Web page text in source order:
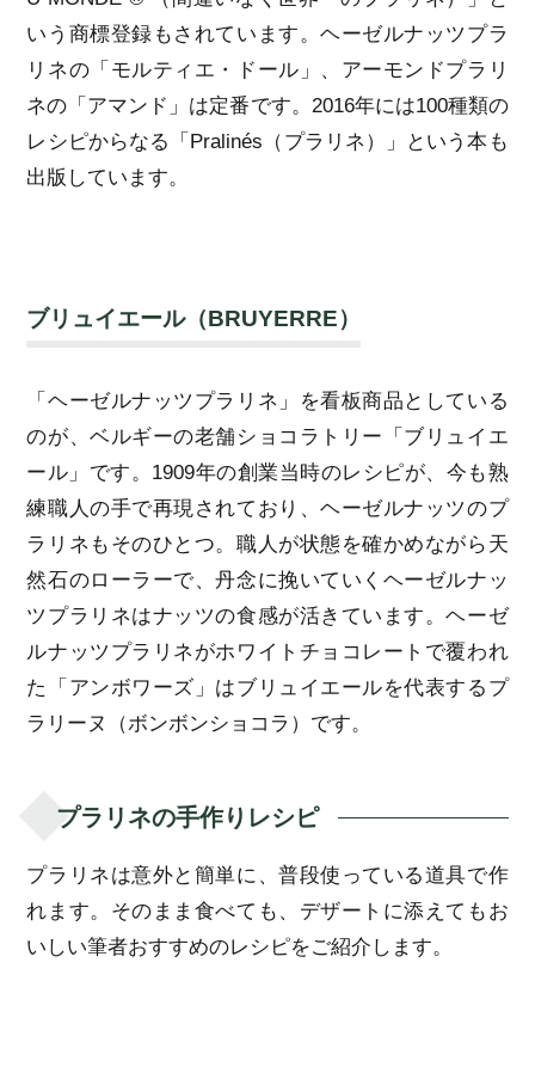
いう商標登録もされています。ヘーゼルナッツプラ
リネの「モルティエ・ドール」、アーモンドプラリ
ネの「アマンド」は定番です。2016年には100種類の
レシピからなる「Pralinés（プラリネ）」という本も
出版しています。
ブリュイエール（BRUYERRE）
「ヘーゼルナッツプラリネ」を看板商品としている
のが、ベルギーの老舗ショコラトリー「ブリュイエ
ール」です。1909年の創業当時のレシピが、今も熟
練職人の手で再現されており、ヘーゼルナッツのプ
ラリネもそのひとつ。職人が状態を確かめながら天
然石のローラーで、丹念に挽いていくヘーゼルナッ
ツプラリネはナッツの食感が活きています。ヘーゼ
ルナッツプラリネがホワイトチョコレートで覆われ
た「アンボワーズ」はブリュイエールを代表するプ
ラリーヌ（ボンボンショコラ）です。
プラリネの手作りレシピ
プラリネは意外と簡単に、普段使っている道具で作
れます。そのまま食べても、デザートに添えてもお
いしい筆者おすすめのレシピをご紹介します。